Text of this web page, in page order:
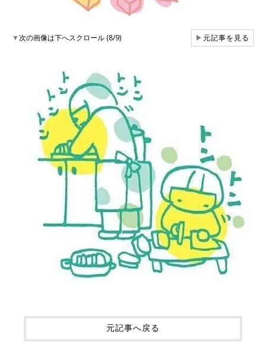
▼次の画像は下へスクロール (8/9) ▶元記事を見る
元記事へ戻る